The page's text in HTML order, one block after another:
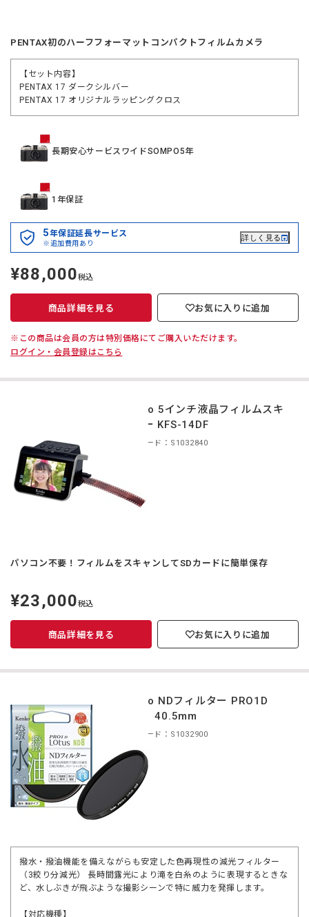
PENTAX初のハーフフォーマットコンパクトフィルムカメラ
【セット内容】
PENTAX 17 ダークシルバー
PENTAX 17 オリジナルラッピングクロス
長期安心サービスワイドSOMPO5年
1年保証
5年保証延長サービス
※追加費用あり
詳しく見る
定
価
¥88,000税込
商品詳細を見る お気に入りに追加
※この商品は会員の方は特別価格にてご購入いただけます。
ログイン・会員登録はこちら
Kenko 5インチ液晶フィルムスキ
ャナー KFS-14DF
商品コード：S1032840
パソコン不要！フィルムをスキャンしてSDカードに簡単保存
定
価
¥23,000税込
商品詳細を見る お気に入りに追加
Kenko NDフィルター PRO1D
ND8 40.5mm
商品コード：S1032900
撥水・撥油機能を備えながらも安定した色再現性の減光フィルター
（3絞り分減光） 長時間露光により滝を白糸のように表現するときな
ど、水しぶきが飛ぶような撮影シーンで特に威力を発揮します。
【対応機種】